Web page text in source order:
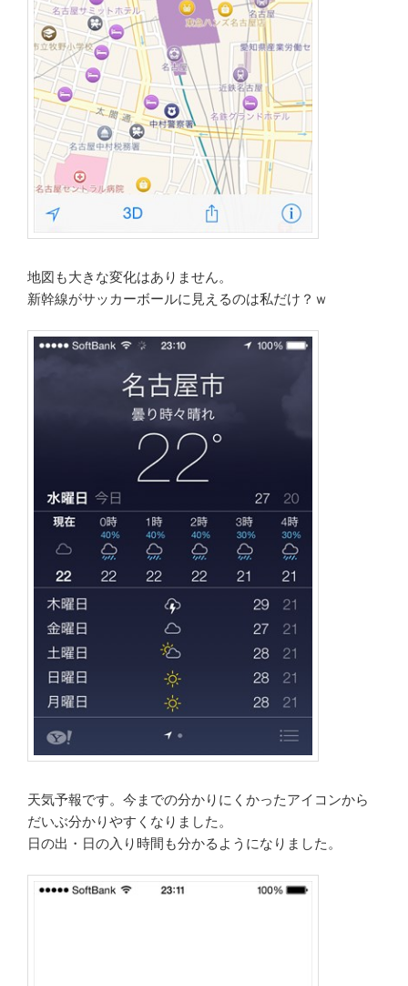
地図も大きな変化はありません。
新幹線がサッカーボールに見えるのは私だけ？ｗ
天気予報です。今までの分かりにくかったアイコンから
だいぶ分かりやすくなりました。
日の出・日の入り時間も分かるようになりました。